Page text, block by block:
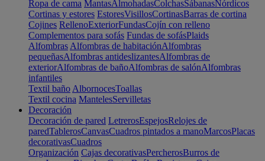
Ropa de cama MantasAlmohadasColchasSábanasNórdicos
Cortinas y estores EstoresVisillosCortinasBarras de cortina
Cojines RellenoExteriorFundasCojín con relleno
Complementos para sofás Fundas de sofásPlaids
Alfombras Alfombras de habitaciónAlfombras
pequeñasAlfombras antideslizantesAlfombras de
exteriorAlfombras de bañoAlfombras de salónAlfombras
infantiles
Textil baño AlbornocesToallas
Textil cocina MantelesServilletas
Decoración
Decoración de pared LetrerosEspejosRelojes de
paredTablerosCanvasCuadros pintados a manoMarcosPlacas
decorativasCuadros
Organización Cajas decorativasPercherosBurros de